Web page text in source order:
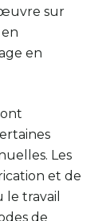
sur
en
Les
et de
travail
de